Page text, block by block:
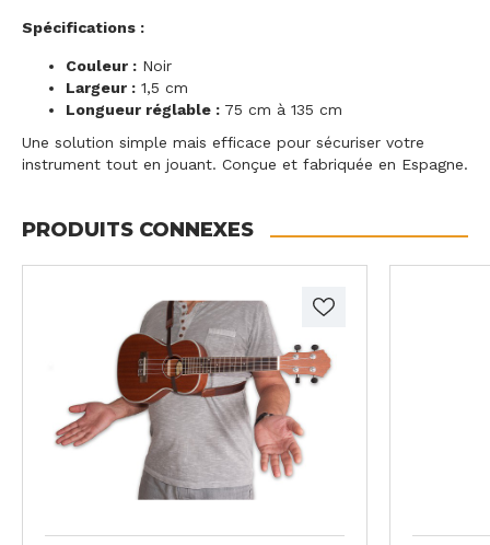
Spécifications :
Couleur : Noir
Largeur : 1,5 cm
Longueur réglable : 75 cm à 135 cm
Une solution simple mais efficace pour sécuriser votre
instrument tout en jouant. Conçue et fabriquée en Espagne.
PRODUITS CONNEXES